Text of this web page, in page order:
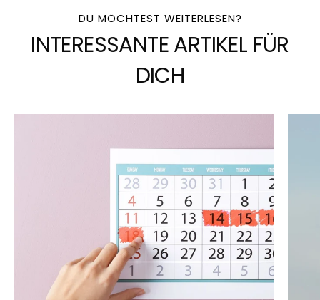
DU MÖCHTEST WEITERLESEN?
INTERESSANTE ARTIKEL FÜR
DICH